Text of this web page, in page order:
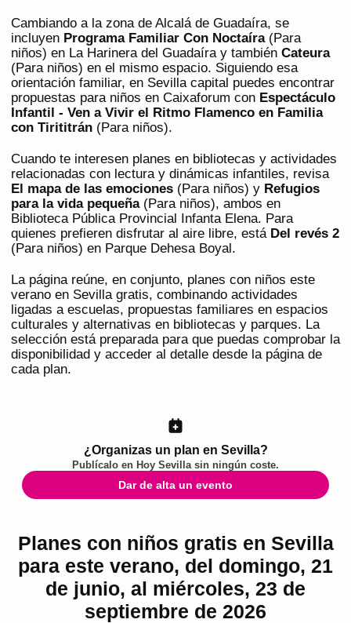
Cambiando a la zona de Alcalá de Guadaíra, se
incluyen Programa Familiar Con Noctaíra(Para
niños) en La Harinera del Guadaíra y también Cateura
(Para niños) en el mismo espacio. Siguiendo esa
orientación familiar, en Sevilla capital puedes encontrar
propuestas para niños en Caixaforum con Espectáculo
Infantil - Ven a Vivir el Ritmo Flamenco en Familia
con Tirititrán (Para niños).
Cuando te interesen planes en bibliotecas y actividades
relacionadas con lectura y dinámicas infantiles, revisa
El mapa de las emociones (Para niños) y Refugios
para la vida pequeña(Para niños), ambos en
Biblioteca Pública Provincial Infanta Elena. Para
quienes prefieren disfrutar al aire libre, está Del revés 2
(Para niños) en Parque Dehesa Boyal.
La página reúne, en conjunto, planes con niños este
verano en Sevilla gratis, combinando actividades
ligadas a escuelas, propuestas familiares en espacios
culturales y alternativas en bibliotecas y parques. La
selección está preparada para que puedas comprobar la
disponibilidad y acceder al detalle desde la página de
cada plan.
¿Organizas un plan en Sevilla?
Publícalo en Hoy Sevillasin ningún coste.
Dar de alta un evento
Planes con niños gratis en Sevilla
para este verano, del domingo, 21
de junio, al miércoles, 23 de
septiembre de 2026